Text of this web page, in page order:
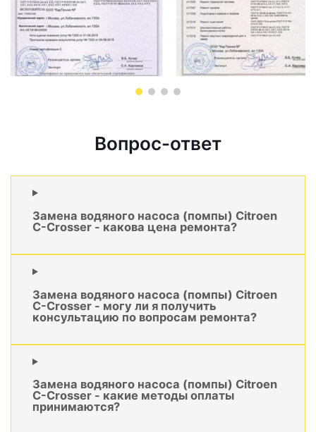
Вопрос-ответ
Замена водяного насоса (помпы) Citroen
C-Crosser - какова цена ремонта?
Замена водяного насоса (помпы) Citroen
C-Crosser - могу ли я получить
консультацию по вопросам ремонта?
Замена водяного насоса (помпы) Citroen
C-Crosser - какие методы оплаты
принимаются?